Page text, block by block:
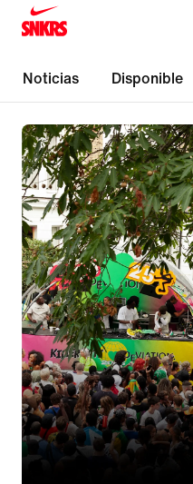
Noticias Disponible